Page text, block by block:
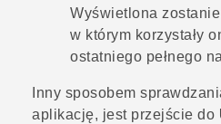
Wyświetlona
w którym korzystały
ostatniego pełnego
Inny sposobem
aplikację, jest przejście do